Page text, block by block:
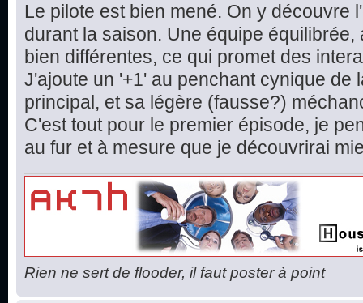
Le pilote est bien mené. On y découvre
durant la saison. Une équipe
bien différentes, ce qui promet des
J'ajoute un '+1' au penchant cynique de
principal, et sa légère (fausse?)
C'est tout pour le premier épisode, je
au fur et à mesure que je découvrirai
Rien ne sert de flooder, il faut poster à point